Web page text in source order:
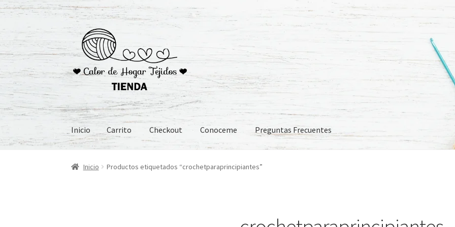
Ir
la
navegación
Ir
contenido
Inicio Carrito Checkout Conoceme Preguntas Frecuentes
Inicio Carrito Checkout Conoceme Preguntas Frecuentes
Inicio Productos etiquetados “crochetparaprincipiantes”